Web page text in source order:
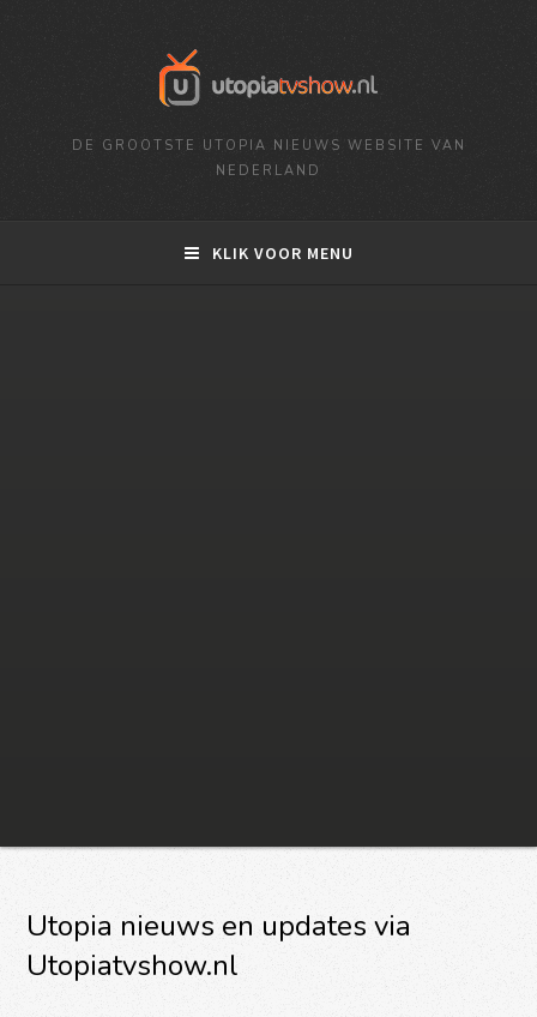
DE GROOTSTE UTOPIA NIEUWS WEBSITE VAN
NEDERLAND
KLIK VOOR MENU
Utopia nieuws en updates via
Utopiatvshow.nl